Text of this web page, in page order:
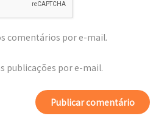
comentários por e-mail.
publicações por e-mail.